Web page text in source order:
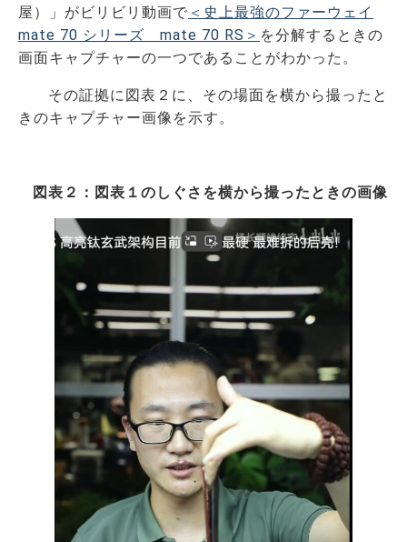
屋）」がビリビリ動画で ＜史上最強のファーウェイ
mate 70 シリーズ mate 70 RS＞ を分解するときの
画面キャプチャーの一つであることがわかった。
その証拠に図表２に、その場面を横から撮ったと
きのキャプチャー画像を示す。
図表２：図表１のしぐさを横から撮ったときの画像